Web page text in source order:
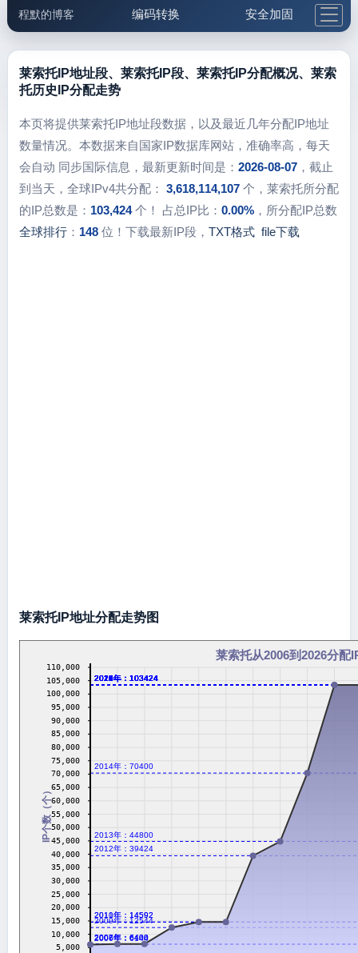
程默的博客 编码转换 安全加固
邮件工具 生活便民 更多工具
莱索托IP地址段、莱索托IP段、莱索托IP分配概况、莱索
托历史IP分配走势
本页将提供莱索托IP地址段数据，以及最近几年分配IP地址
数量情况。本数据来自国家IP数据库网站，准确率高，每天
会自动 同步国际信息，最新更新时间是： 2026-08-07，截止
到当天，全球IPv4共分配： 3,618,114,107个，莱索托所分配
的IP总数是： 103,424个！ 占总IP比： 0.00%，所分配IP总数
全球排行： 148位！下载最新IP段， TXT格式 file下载
莱索托IP地址分配走势图
莱索托从2006到2026分配
2006年：6144
2007年：6400
2008年：6400
2009年：12544
2010年：14592
2011年：14592
2012年：39424
2013年：44800
2014年：70400
2016年：103424
2017年：103424
2018年：103424
2019年：103424
2020年：103424
2021年：103424
2022年：103424
2023年：103424
2024年：103424
2026年：103424
5,000
10,000
15,000
20,000
25,000
30,000
35,000
40,000
45,000
50,000
55,000
60,000
65,000
70,000
75,000
80,000
85,000
90,000
95,000
100,000
105,000
110,000
IP个数（个）